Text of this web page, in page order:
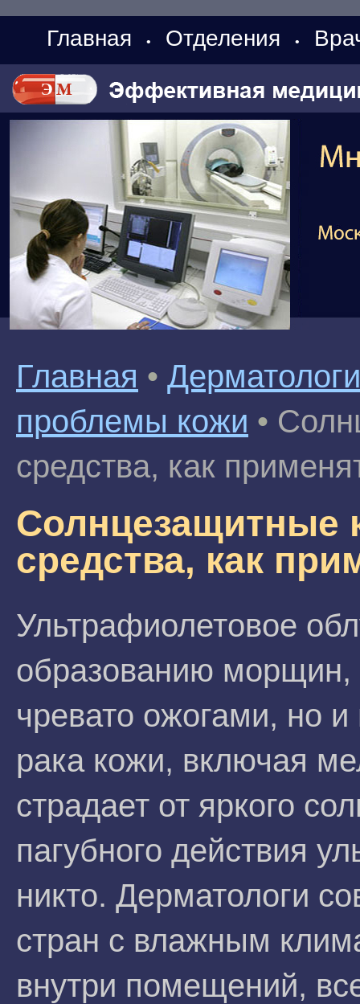
Главная • Отделения •
Главная •
проблемы кожи •
средства, как
Солнцезащитные
средства, как
Ультрафиолетовое
образованию морщин,
чревато ожогами, но
рака кожи, включая
страдает от яркого
пагубного действия
никто. Дерматологи
стран с влажным
внутри помещений,